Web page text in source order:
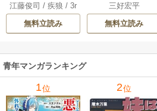
000001％を引き当
て最強へ～【電子
書籍特典付】 22巻
江藤俊司 /疾狼 /3r
d Ie/Studio No.9
無料立読み
のバスケ論 7巻
三好宏平
無料立読み
青年マンガランキング
1位 2位